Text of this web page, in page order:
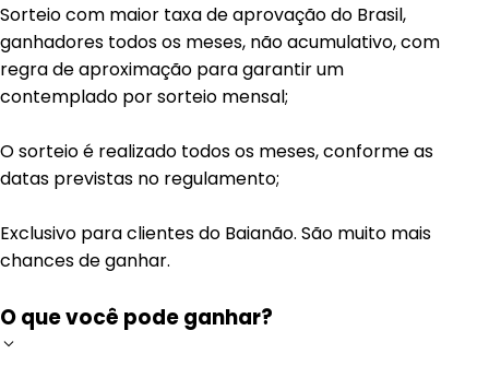
Sorteio com maior taxa de aprovação do Brasil,
ganhadores todos os meses, não acumulativo, com
regra de aproximação para garantir um
contemplado por sorteio mensal;
O sorteio é realizado todos os meses, conforme as
datas previstas no regulamento;
Exclusivo para clientes do Baianão. São muito mais
chances de ganhar.
O que você pode ganhar?